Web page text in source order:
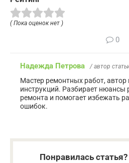
( Пока оценок нет )
0
Надежда Петрова / автор
Мастер ремонтных работ,
инструкций. Разбирает нюансы
ремонта и помогает избежать
ошибок.
Понравилась